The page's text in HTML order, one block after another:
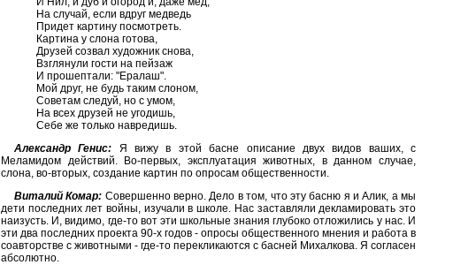
На случай, если вдруг медведь
Придет картину посмотреть.
Картина у слона готова,
Друзей созвал художник снова,
Взглянули гости на пейзаж
И прошептали: "Ералаш".
Мой друг, не будь таким слоном,
Советам следуй, но с умом,
На всех друзей не угодишь,
Себе же только навредишь.
Александр Генис: Я вижу в этой басне описание двух видов ваших, с
Меламидом действий. Во-первых, эксплуатация животных, в данном случае,
слона, во-вторых, создание картин по опросам общественности.
Виталий Комар: Совершенно верно. Дело в том, что эту басню я и Алик, а мы
дети последних лет войны, изучали в школе. Нас заставляли декламировать это
наизусть. И, видимо, где-то вот эти школьные знания глубоко отложились у нас. И
эти два последних проекта 90-х годов - опросы общественного мнения и работа в
соавторстве с животными - где-то перекликаются с басней Михалкова. Я согласен
абсолютно.